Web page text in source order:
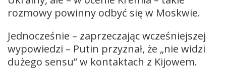
rozmowy powinny odbyć się w Moskwie.
Jednocześnie – zaprzeczając wcześniejszej
wypowiedzi – Putin przyznał, że „nie widzi
dużego sensu” w kontaktach z Kijowem.